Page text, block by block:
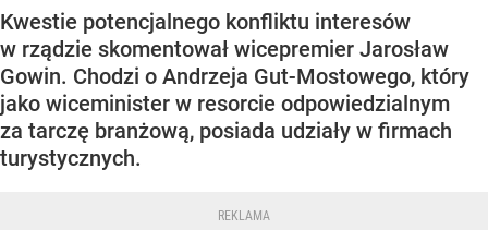
Kwestie potencjalnego konfliktu interesów
w rządzie skomentował wicepremier Jarosław
Gowin. Chodzi o Andrzeja Gut-Mostowego, który
jako wiceminister w resorcie odpowiedzialnym
za tarczę branżową, posiada udziały w firmach
turystycznych.